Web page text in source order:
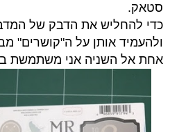
סטאק.
כדי להחליש את הדבק של
ולהעמיד אותן על ה"קושרים"
אחת אל השניה אני משתמשת